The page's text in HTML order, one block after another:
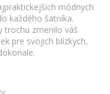
módnych
každého šatníka.
trochu zmenilo váš
pre svojich blízkych,